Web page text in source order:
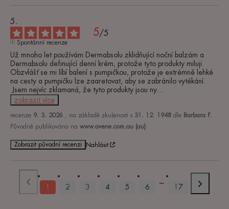
5/5
Spontánní recenze
Už mnoho let používám Dermabsolu zklidňující noční balzám a
Dermabsolu definující denní krém, protože tyto produkty miluji.
Obzvlášť se mi líbí balení s pumpičkou, protože je extrémně lehké
na cesty a pumpičku lze zaaretovat, aby se zabránilo vytékání.
Jsem nejvíc zklamaná, že tyto produkty jsou ny
zobrazit více
recenze 9. 3. 2026 , na základě zkušenosti s 31. 12. 1948 dle Barbara F.
Původně publikováno na www.avene.com.au (au)
Zobrazit původní recenzi Nahlásit
2 3 4 5 6 17